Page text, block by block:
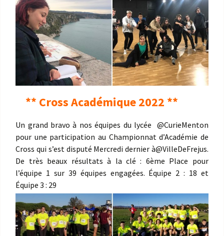
** Cross Académique 2022 **
Un grand bravo à nos équipes du lycée @CurieMenton
pour une participation au Championnat d’Académie de
Cross qui s’est disputé Mercredi dernier à@VilleDeFrejus.
De très beaux résultats à la clé : 6ème Place pour
l’équipe 1 sur 39 équipes engagées. Équipe 2 : 18 et
Équipe 3 : 29